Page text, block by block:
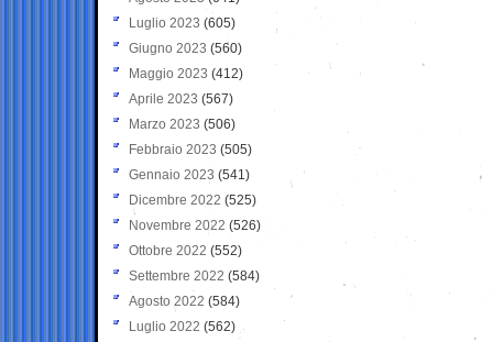
Luglio 2023 (605)
Giugno 2023 (560)
Maggio 2023 (412)
Aprile 2023 (567)
Marzo 2023 (506)
Febbraio 2023 (505)
Gennaio 2023 (541)
Dicembre 2022 (525)
Novembre 2022 (526)
Ottobre 2022 (552)
Settembre 2022 (584)
Agosto 2022 (584)
Luglio 2022 (562)